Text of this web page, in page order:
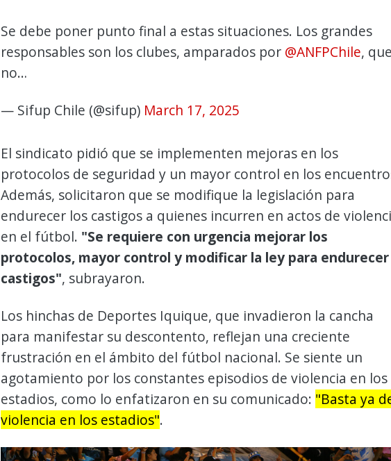
Se debe poner punto final a estas situaciones. Los grandes
responsables son los clubes, amparados por @ANFPChile, que
no…
— Sifup Chile (@sifup) March 17, 2025
El sindicato pidió que se implementen mejoras en los
protocolos de seguridad y un mayor control en los
Además, solicitaron que se modifique la legislación para
endurecer los castigos a quienes incurren en actos de
en el fútbol. "Se requiere con urgencia mejorar los
protocolos, mayor control y modificar la ley para endurecer
castigos", subrayaron.
Los hinchas de Deportes Iquique, que invadieron la cancha
para manifestar su descontento, reflejan una creciente
frustración en el ámbito del fútbol nacional. Se siente un
agotamiento por los constantes episodios de violencia en los
estadios, como lo enfatizaron en su comunicado: "Basta ya
violencia en los estadios".